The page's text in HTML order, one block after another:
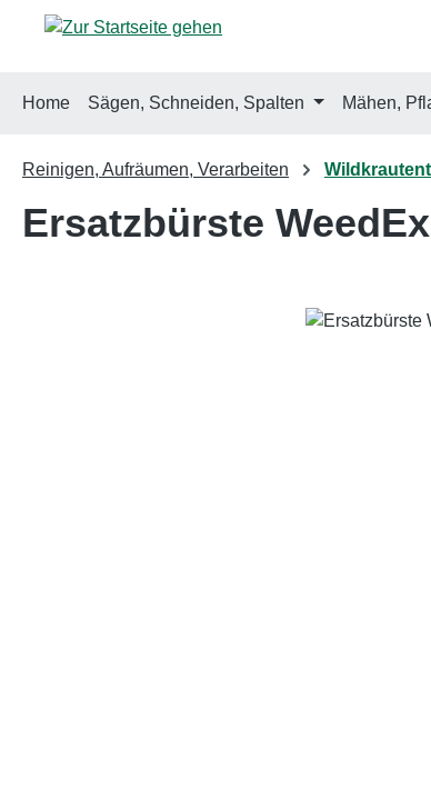
Hauptinhalt springen
Zur Suche springen
Zur Hauptnavigation springen
Home Sägen, Schneiden, Spalten Mähen,
Reinigen, Aufräumen, Verarbeiten
Ersatzbürste